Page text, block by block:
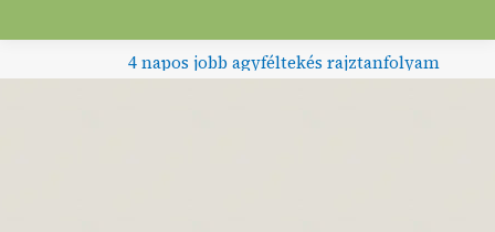
4 napos jobb agyféltekés rajztanfolyam